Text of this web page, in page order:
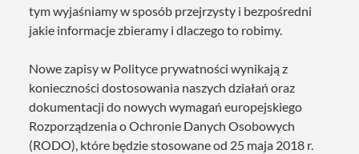
tym wyjaśniamy w sposób przejrzysty i bezpośredni
jakie informacje zbieramy i dlaczego to robimy.
Nowe zapisy w Polityce prywatności wynikają z
konieczności dostosowania naszych działań oraz
dokumentacji do nowych wymagań europejskiego
Rozporządzenia o Ochronie Danych Osobowych
(RODO), które będzie stosowane od 25 maja 2018 r.